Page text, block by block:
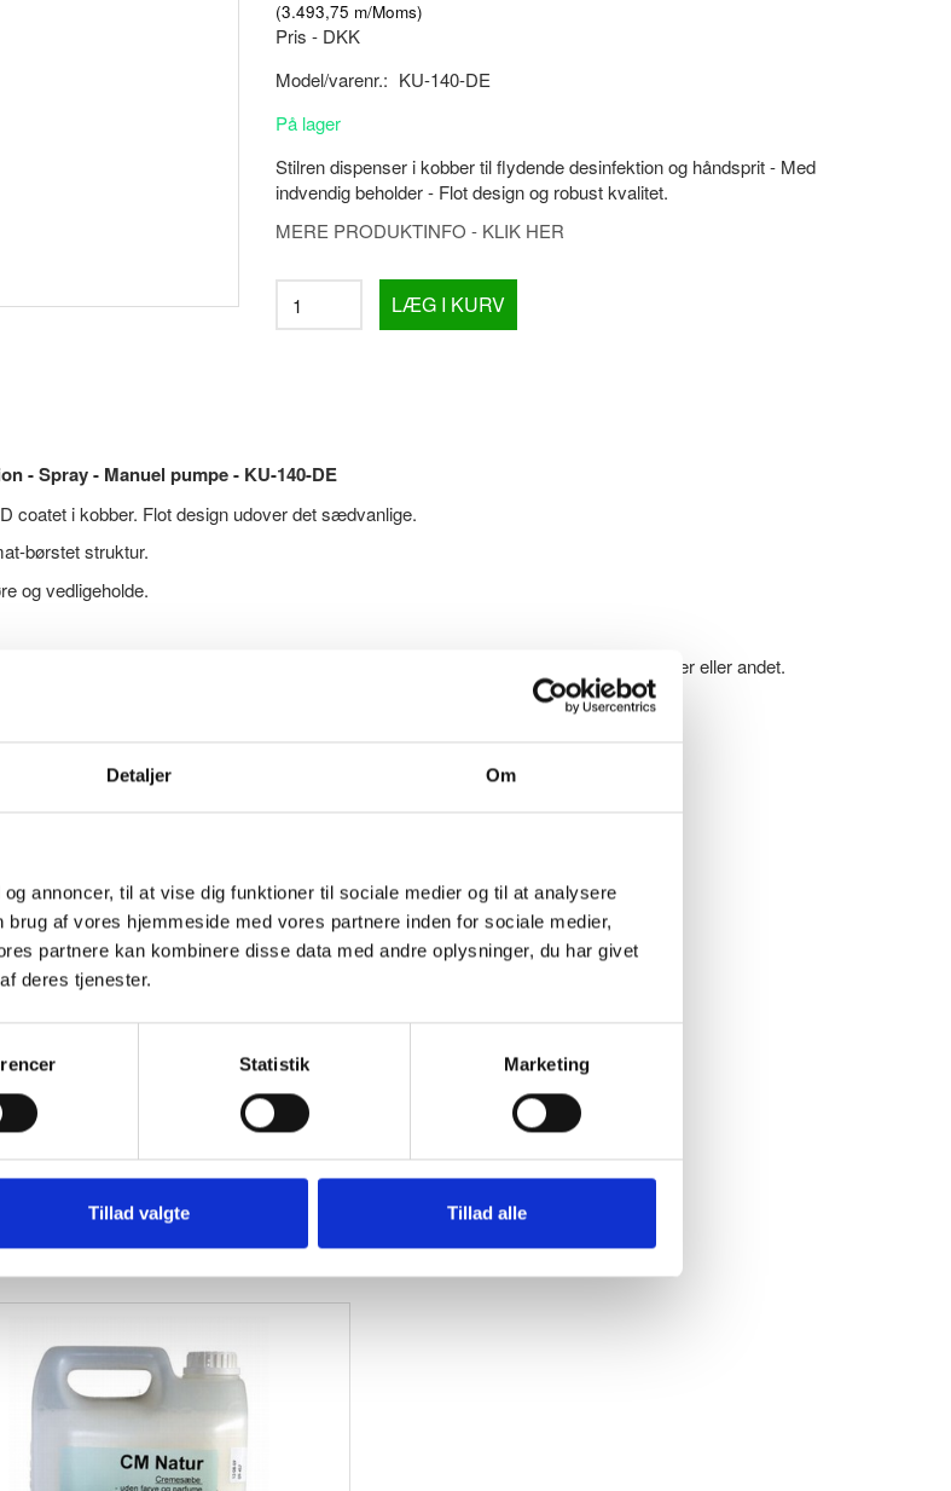
Detaljer Om
annoncer, til at vise dig funktioner til sociale medier og til at analysere
af vores hjemmeside med vores partnere inden for sociale medier,
partnere kan kombinere disse data med andre oplysninger, du har givet
deres tjenester.
Statistik Marketing
Tillad valgte Tillad alle
(3.493,75 m/Moms)
Pris - DKK
Model/varenr.: KU-140-DE
På lager
Stilren dispenser i kobber til flydende desinfektion og håndsprit - Med
indvendig beholder - Flot design og robust kvalitet.
MERE PRODUKTINFO - KLIK HER
LÆG I KURV
- Spray - Manuel pumpe - KU-140-DE
coatet i kobber. Flot design udover det sædvanlige.
børstet struktur.
og vedligeholde.
til opfyldning fra dunk eller flaske. Du er derfor ikke afhængig af specielle refillposer eller andet.
flere designpriser.
for hvor meget håndsprit der er tilbage.